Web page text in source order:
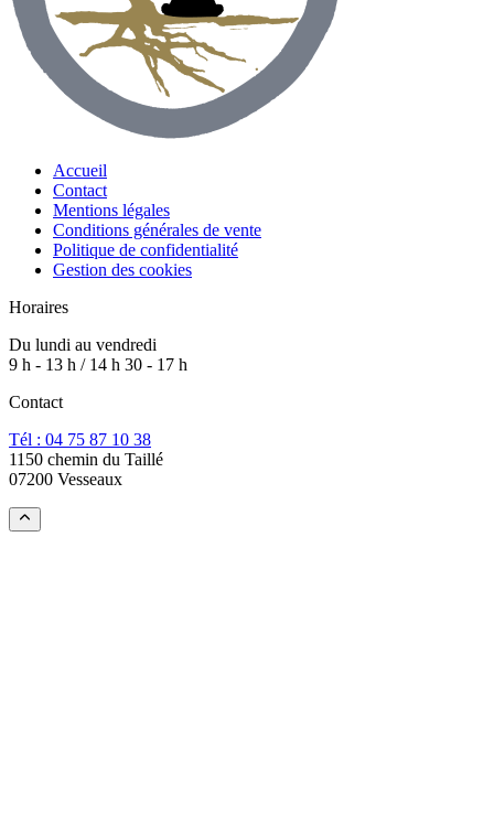
Accueil
Contact
Mentions légales
Conditions générales de vente
Politique de confidentialité
Gestion des cookies
Horaires
Du lundi au vendredi
9 h - 13 h / 14 h 30 - 17 h
Contact
Tél : 04 75 87 10 38
1150 chemin du Taillé
07200 Vesseaux